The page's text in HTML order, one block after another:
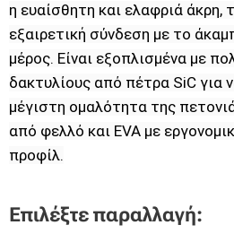
η ευαίσθητη και ελαφριά άκρη,
εξαιρετική σύνδεση με το
μέρος. Είναι εξοπλισμένα με
δακτυλίους από πέτρα SiC για
μέγιστη ομαλότητα της
από φελλό και EVA με
προφίλ.
Επιλέξτε παραλλαγή: